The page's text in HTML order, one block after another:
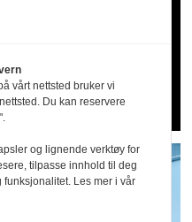
fall­
april: –
tall
vårt nettsted bruker vi
Du kan reservere
og lignende verktøy for
tilpasse innhold til deg
Les mer i vår